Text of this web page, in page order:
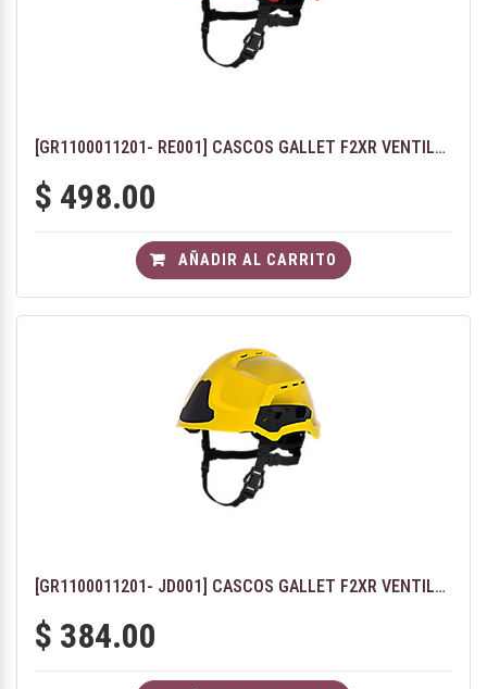
[GR1100011201- RE001] CASCOS GALLET F2XR VENTILADO - COLOR ROJO
$ 498.00
AÑADIR AL CARRITO
[GR1100011201- JD001] CASCOS GALLET F2XR VENTILADO - COLOR AMARILLO
$ 384.00